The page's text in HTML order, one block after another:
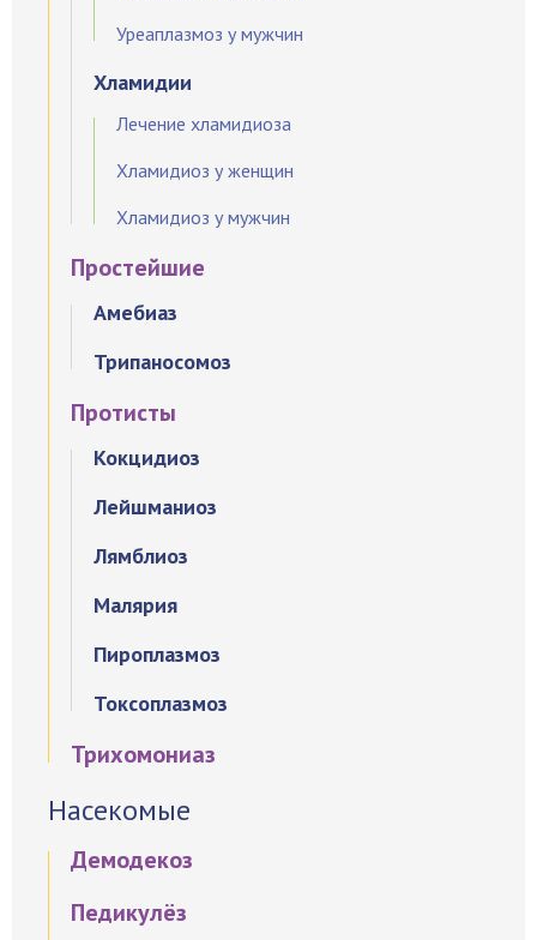
Уреаплазмоз у мужчин
Хламидии
Лечение хламидиоза
Хламидиоз у женщин
Хламидиоз у мужчин
Простейшие
Амебиаз
Трипаносомоз
Протисты
Кокцидиоз
Лейшманиоз
Лямблиоз
Малярия
Пироплазмоз
Токсоплазмоз
Трихомониаз
Насекомые
Демодекоз
Педикулёз